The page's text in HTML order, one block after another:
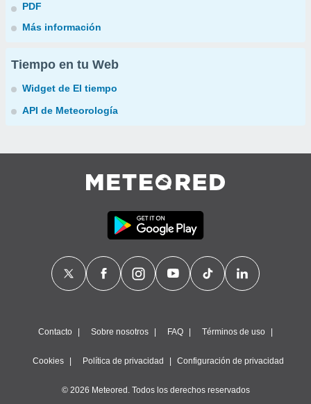
PDF
Más información
Tiempo en tu Web
Widget de El tiempo
API de Meteorología
Contacto Sobre nosotros FAQ Términos de uso
Cookies Política de privacidad Configuración de privacidad
© 2026 Meteored. Todos los derechos reservados